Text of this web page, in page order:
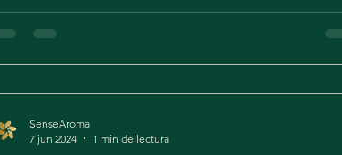
SenseAroma
7 jun 2024
1 min de lectura